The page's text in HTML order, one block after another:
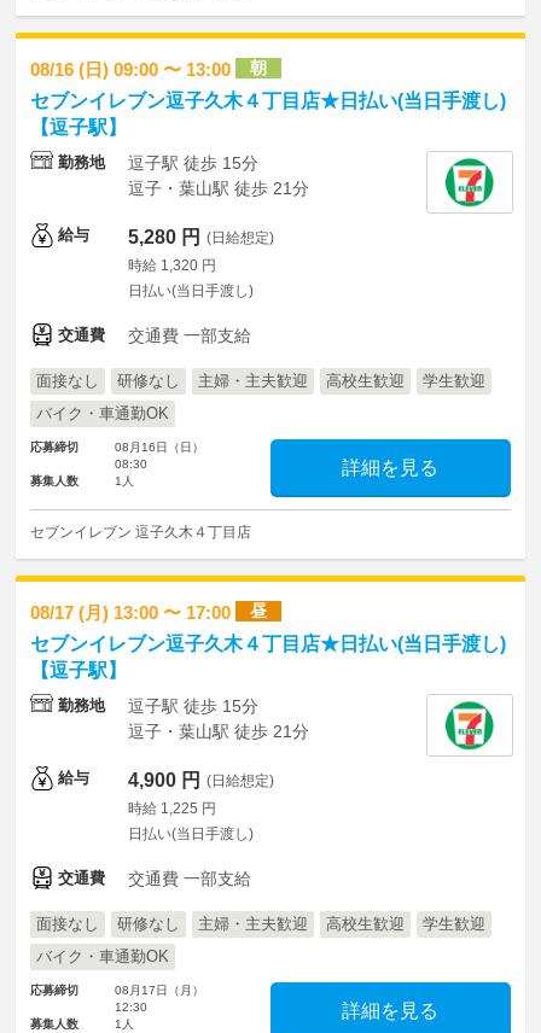
08/16 (日) 09:00 〜 13:00 朝
セブンイレブン逗子久木４丁目店★日払い(当日手渡し)
【逗子駅】
勤務地
逗子駅 徒歩 15分
逗子・葉山駅 徒歩 21分
給与 5,280 円 (日給想定)
時給 1,320 円
日払い(当日手渡し)
交通費 交通費 一部支給
面接なし 研修なし 主婦・主夫歓迎 高校生歓迎
学生歓迎
バイク・車通勤OK
応募締切
08月16日（日）
08:30
募集人数
1人
詳細を見る
セブンイレブン 逗子久木４丁目店
08/17 (月) 13:00 〜 17:00 昼
セブンイレブン逗子久木４丁目店★日払い(当日手渡し)
【逗子駅】
勤務地
逗子駅 徒歩 15分
逗子・葉山駅 徒歩 21分
給与 4,900 円 (日給想定)
時給 1,225 円
日払い(当日手渡し)
交通費 交通費 一部支給
面接なし 研修なし 主婦・主夫歓迎 高校生歓迎
学生歓迎
バイク・車通勤OK
応募締切
08月17日（月）
12:30
募集人数
1人
詳細を見る